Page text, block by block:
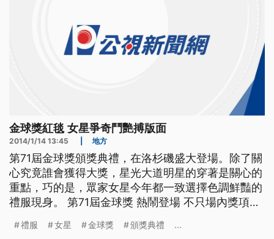
金球獎紅毯 女星爭奇鬥艷搏版面
2014/1/14 13:45 地方
第71屆金球獎頒獎典禮，在洛杉磯盛大登場。除了關
心究竟誰會獲得大獎，星光大道明星的穿著是關心的
重點，巧的是，眾家女星今年都一致選擇色調鮮豔的
禮服現身。 第71屆金球獎 熱鬧登場 不只場內獎項角
力」入圍的珊卓布拉克 難得大露性感 以一襲深V禮服
禮服 女星 金球獎 頒獎典禮 ...